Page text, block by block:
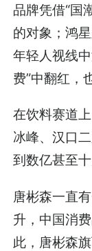
品牌凭借“国
的对象；鸿
年轻人视线
费”中翻红，
在饮料赛道
冰峰、汉口
到数亿甚至十
唐彬森一直
升，中国消
此，唐彬森